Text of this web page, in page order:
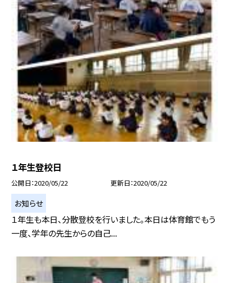
１年生登校日
公開日 2020/05/22 更新日 2020/05/22
お知らせ
１年生も本日、分散登校を行いました。本日は体育館でもう
一度、学年の先生からの自己...